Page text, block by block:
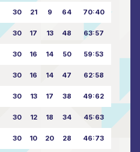
30 21 9 64 70:40
30 17 13 48 63:57
30 16 14 50 59:53
30 16 14 47 62:58
30 13 17 38 49:62
30 12 18 34 45:63
30 10 20 28 46:73